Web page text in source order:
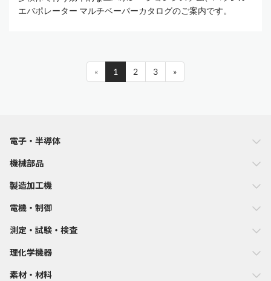
エバポレーター マルチベーパーカタログのご案内です。
« 1 2 3 »
電子・半導体
機械部品
製造加工機
電機・制御
測定・試験・検査
理化学機器
素材・材料